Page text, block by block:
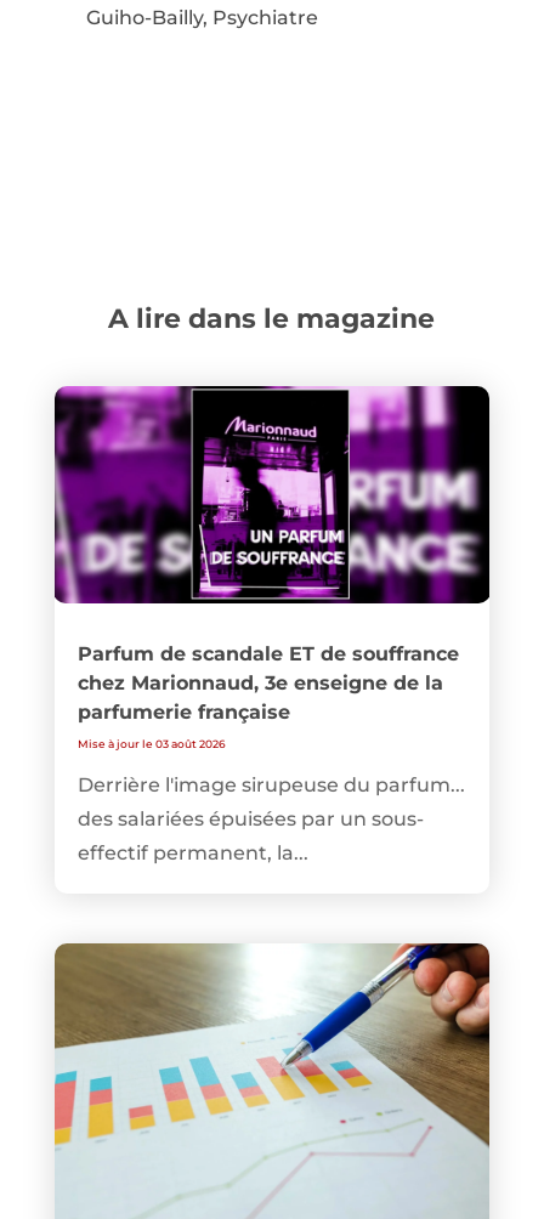
Guiho-Bailly, Psychiatre
A lire dans le magazine
Parfum de scandale ET de souffrance
chez Marionnaud, 3e enseigne de la
parfumerie française
Mise à jour le 03 août 2026
Derrière l'image sirupeuse du parfum...
des salariées épuisées par un sous-
effectif permanent, la...